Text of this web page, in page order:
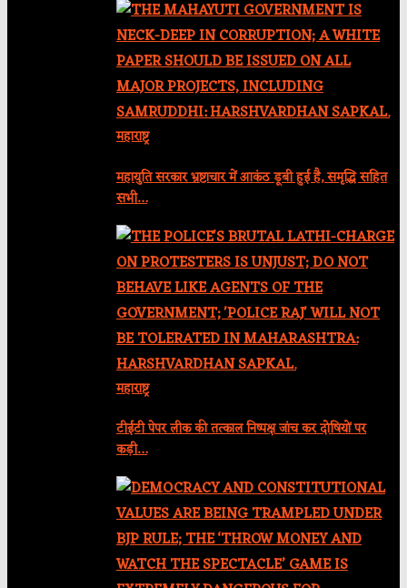
महाराष्ट्र
महायुति सरकार भ्रष्टाचार में आकंठ डूबी हुई है, समृद्धि सहित
सभी…
महाराष्ट्र
टीईटी पेपर लीक की तत्काल निष्पक्ष जांच कर दोषियों पर
कड़ी…